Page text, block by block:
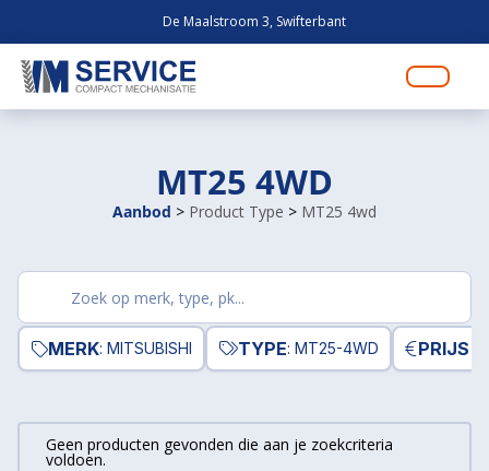
De Maalstroom 3, Swifterbant
MT25 4WD
Aanbod > Product Type > MT25 4wd
producten
MERK: MITSUBISHI TYPE: MT25-4WD PRIJS
Geen producten gevonden die aan je zoekcriteria
voldoen.